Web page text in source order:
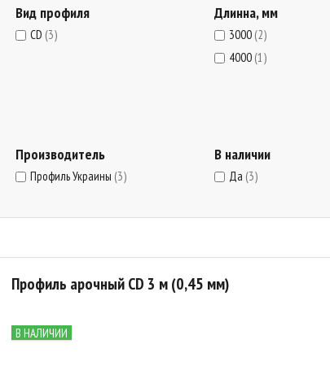
Вид профиля
CD (3)
Длинна, мм
3000 (2)
4000 (1)
Производитель
Профиль Украины (3)
В наличии
Да (3)
Профиль арочный CD 3 м (0,45 мм)
В НАЛИЧИИ